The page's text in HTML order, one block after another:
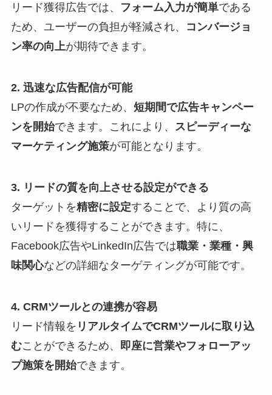
リード獲得広告では、
フォーム入力が簡単である
ため、ユーザーの負担が軽減され、
コンバージョ
ン率の向上が期待できます。
2. 迅速な広告配信が可能
LPの作成が不要なため、 短期間で広告キャンペー
ンを開始できます。これにより、
スピーディーな
マーケティング施策が可能となります。
3. リードの質を向上させる設定ができる
ターゲットを精密に設定することで、より質の高
いリードを獲得することができます。特に、
Facebook広告やLinkedIn広告では職業・業種・興
味関心などの詳細なターゲティングが可能です。
4. CRMツールとの連携が容易
リード情報を リアルタイムでCRMツールに取り込
むことができるため、 即座に営業やフォローアッ
プ施策を開始できます。